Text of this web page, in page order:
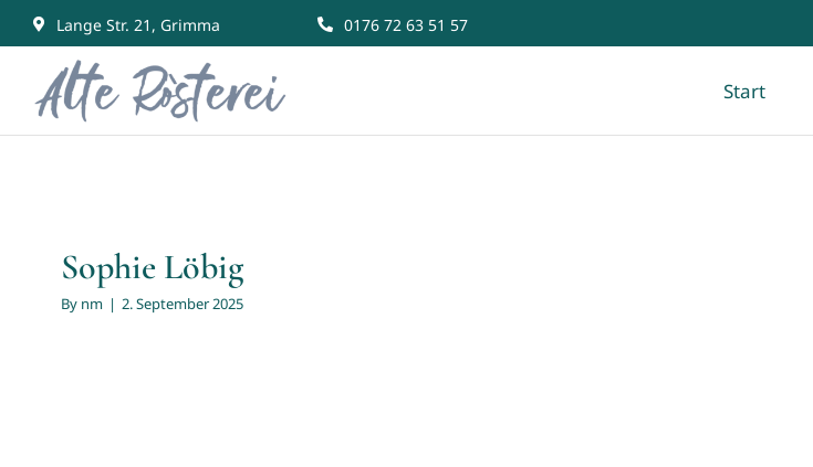
Skip
content
Lange Str. 21, Grimma 0176 72 63 51 57
Start
Sophie Löbig
By nm | 2. September 2025